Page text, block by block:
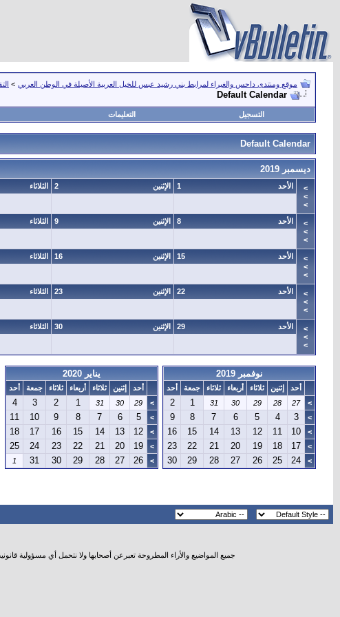
موقع ومنتدى داحس والغبراء لمرابط بني رشيد عبس للخيل العربية الأصيلة في الوطن العربي >
Default Calendar
التسجيل التعليمات
Default Calendar
ديسمبر 2019
>
>
>
1 الأحد 2 الإثنين الثلاثاء
>
>
>
8 الأحد 9 الإثنين الثلاثاء
>
>
>
15 الأحد 16 الإثنين الثلاثاء
>
>
>
22 الأحد 23 الإثنين الثلاثاء
>
>
>
29 الأحد 30 الإثنين الثلاثاء
نوفمبر 2019
أحد إثنين ثلاثاء أربعاء ثلاثاء جمعة
أحد
>
27
28
29
30
31
1
2
>
3
4
5
6
7
8
9
>
10
11
12
13
14
15
16
>
17
18
19
20
21
22
23
>
24
25
26
27
28
29
30
يناير 2020
أحد إثنين ثلاثاء أربعاء ثلاثاء جمعة
أحد
>
29
30
31
1
2
3
4
>
5
6
7
8
9
10
11
>
12
13
14
15
16
17
18
>
19
20
21
22
23
24
25
>
26
27
28
29
30
31
1
جميع المواضيع والأراء المطروحة تعبرعن أصحابها ولا نتحمل أي مسؤولية